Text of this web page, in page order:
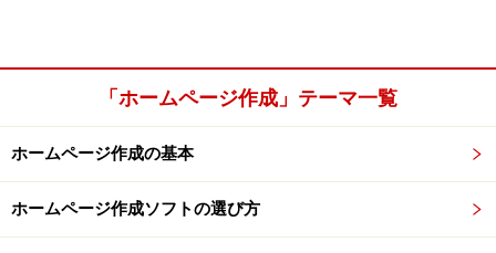
「ホームページ作成」テーマ一覧
ホームページ作成の基本
ホームページ作成ソフトの選び方